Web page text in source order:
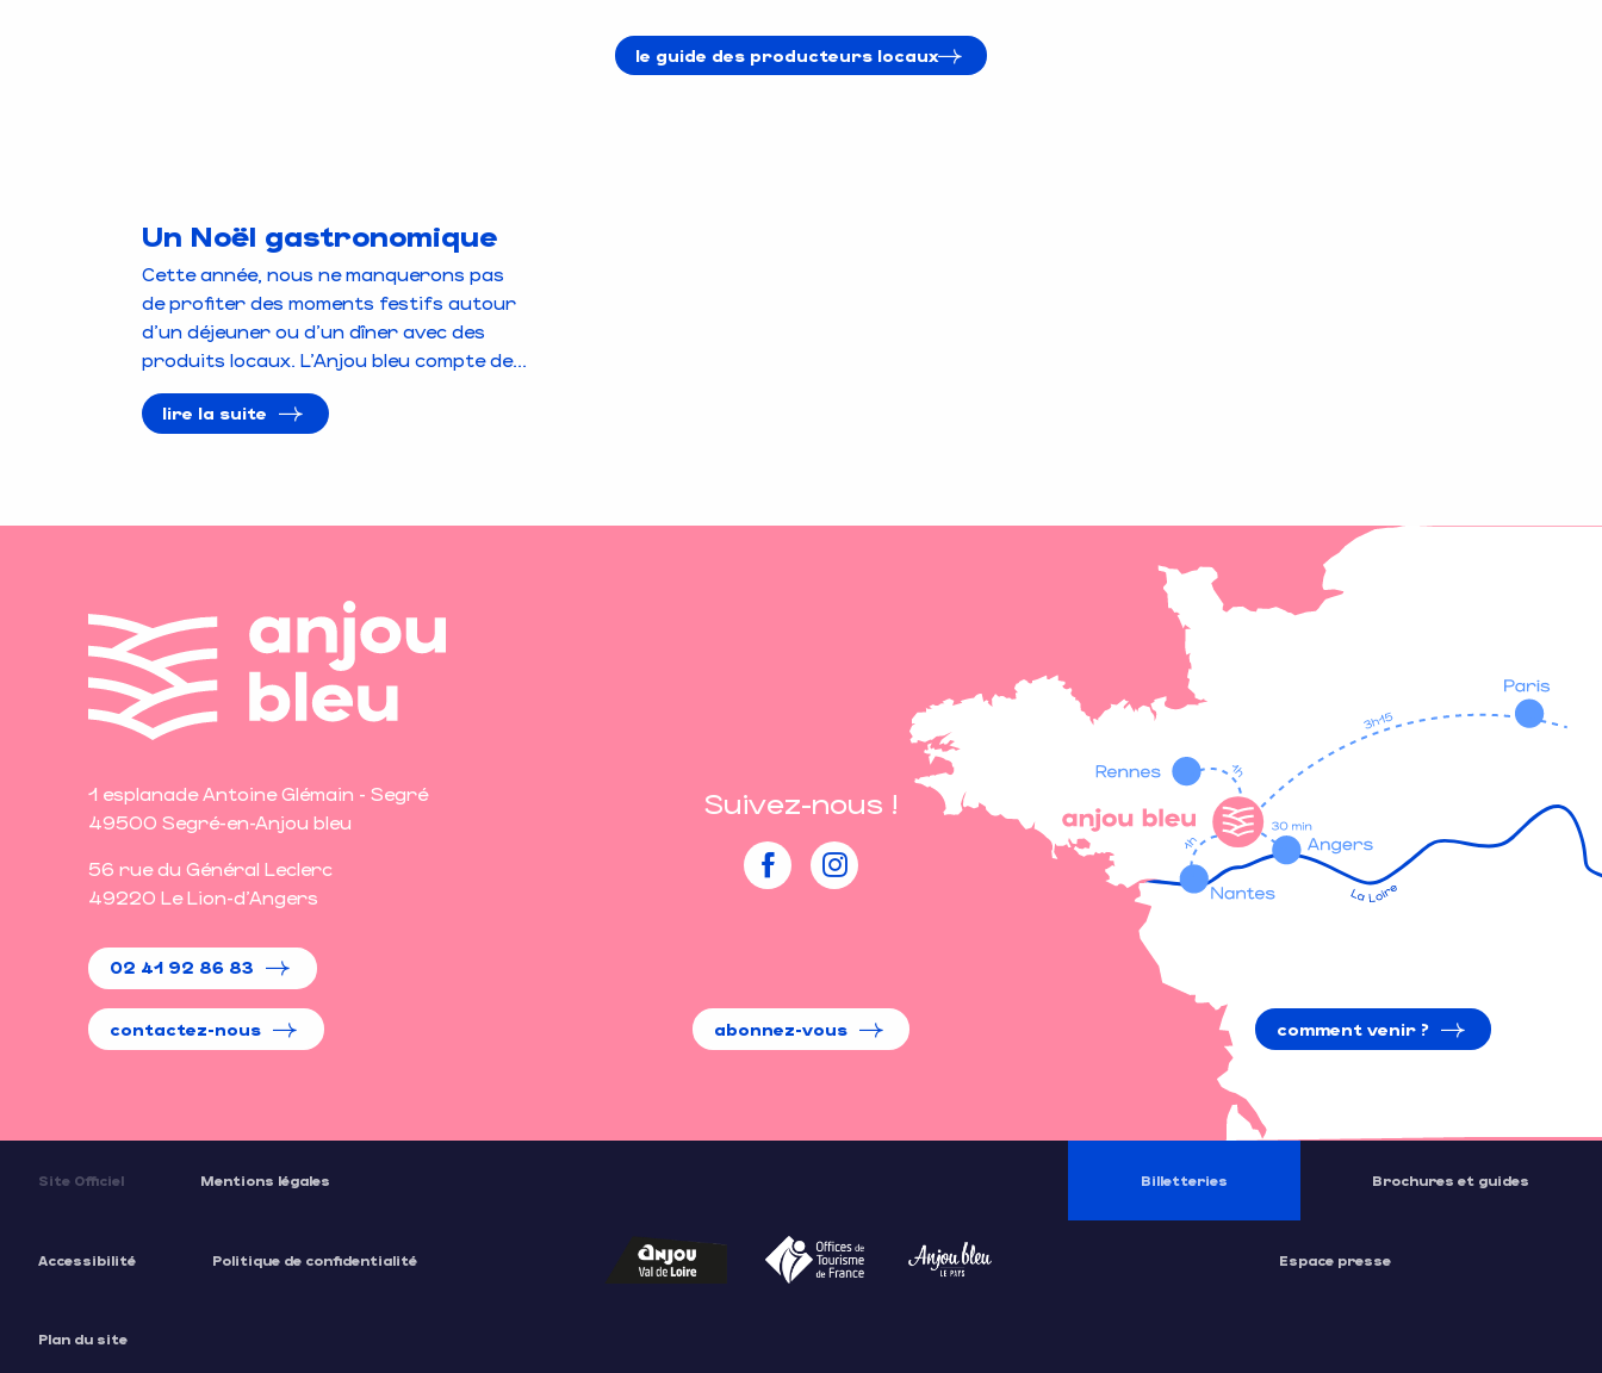
le guide des producteurs locaux
Un Noël gastronomique
Cette année, nous ne manquerons pas
de profiter des moments festifs autour
d’un déjeuner ou d’un dîner avec des
produits locaux. L’Anjou bleu compte de...
lire la suite
1 esplanade Antoine Glémain - Segré
49500 Segré-en-Anjou bleu
56 rue du Général Leclerc
49220 Le Lion-d'Angers
02 41 92 86 83
contactez-nous
Suivez-nous !
abonnez-vous comment venir ?
Site Officiel Mentions légales
Accessibilité Politique de confidentialité
Plan du site
Billetteries Brochures et guides
Espace presse